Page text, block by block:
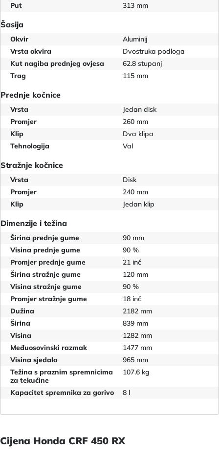
Put
313 mm
Šasija
Okvir
Aluminij
Vrsta okvira
Dvostruka podloga
Kut nagiba prednjeg ovjesa
62.8 stupanj
Trag
115 mm
Prednje kočnice
Vrsta
Jedan disk
Promjer
260 mm
Klip
Dva klipa
Tehnologija
Val
Stražnje kočnice
Vrsta
Disk
Promjer
240 mm
Klip
Jedan klip
Dimenzije i težina
Širina prednje gume
90 mm
Visina prednje gume
90 %
Promjer prednje gume
21 inč
Širina stražnje gume
120 mm
Visina stražnje gume
90 %
Promjer stražnje gume
18 inč
Dužina
2182 mm
Širina
839 mm
Visina
1282 mm
Međuosovinski razmak
1477 mm
Visina sjedala
965 mm
Težina s praznim spremnicima
za tekućine
107.6 kg
Kapacitet spremnika za gorivo 8 l
Cijena Honda CRF 450 RX